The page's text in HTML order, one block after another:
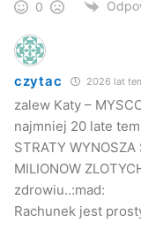
Jaslonet.pl
Czytaj więcej:
Krajobraz po
0
czytac 2026 lat
zalew Katy –
najmniej 20 late
STRATY WYNOSZA
MILIONOW
zdrowiu..:mad:
Rachunek jest